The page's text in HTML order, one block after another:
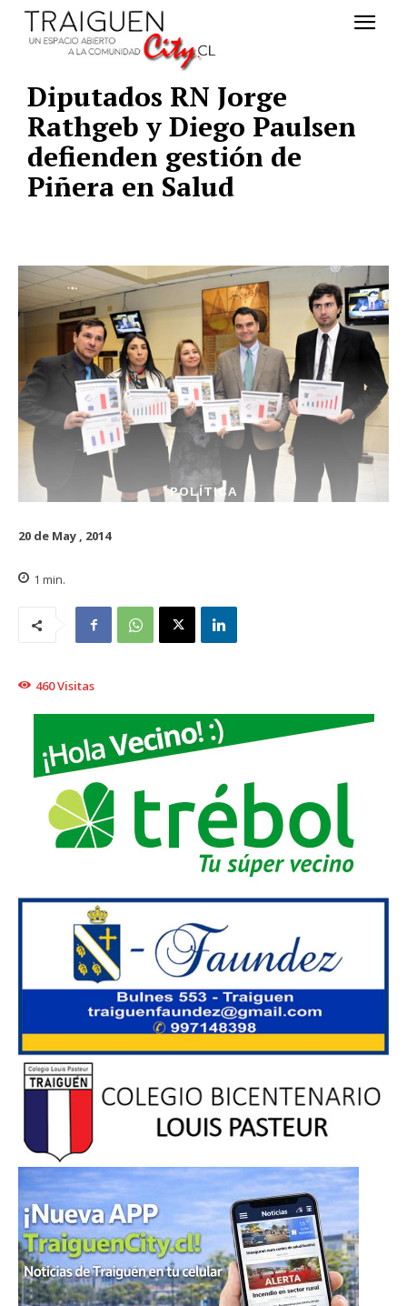
Diputados RN Jorge
Rathgeb y Diego Paulsen
defienden gestión de
POLÍTICA
20 de May , 2014
1 min.
460Visitas